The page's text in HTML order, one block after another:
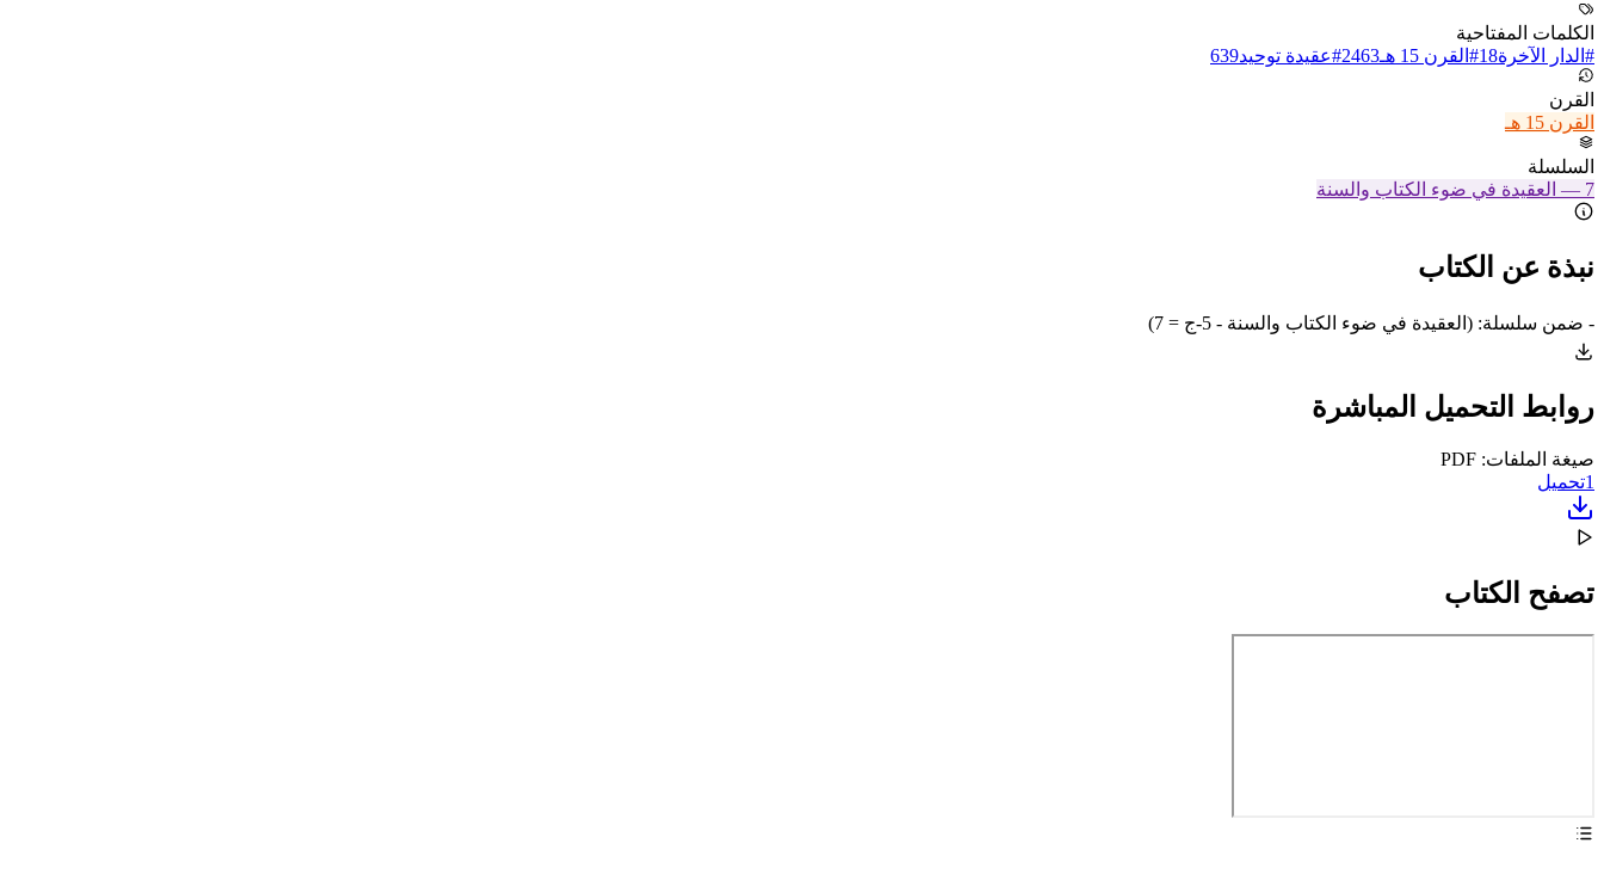
الكلمات المفتاحية
# الدار الآخرة18
# القرن 15 هـ 2463
#عقيدة توحيد639
القرن
القرن 15 هـ
السلسلة
7
— العقيدة في ضوء الكتاب والسنة
نبذة عن الكتاب
- ضمن سلسلة: (العقيدة في ضوء الكتاب والسنة - 5-ج = 7)
روابط التحميل المباشرة
صيغة الملفات: PDF
1تحميل
تصفح الكتاب